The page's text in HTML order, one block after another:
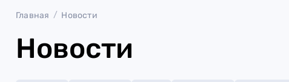
Главная Новости
Новости